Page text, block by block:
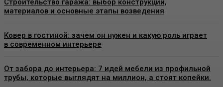
материалов и основные этапы возведения
Ковер в гостиной: зачем он нужен и какую роль играет
в современном интерьере
От забора до интерьера: 7 идей мебели из профильной
трубы, которые выглядят на миллион, а стоят копейки.